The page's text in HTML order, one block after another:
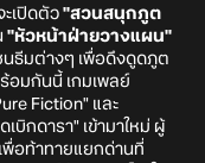
เปิดตัว "สวนสนุกภูต
"หัวหน้าฝ่ายวางแผน"
ซนธีมต่างๆ เพื่อดึงดูดภูต
อมกันนี้ เกมเพลย์
Fiction" และ
บิกดารา" เข้ามาใหม่ ผู้
พื่อท้าทายแยกด่านที่